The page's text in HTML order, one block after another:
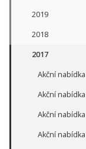
2019
2018
2017
Akční
Akční
Akční
Akční